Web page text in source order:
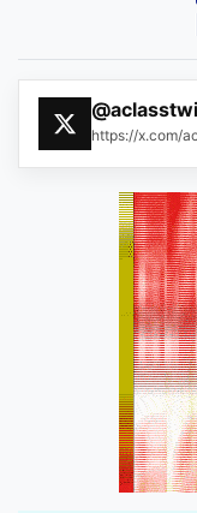
https://x.com/